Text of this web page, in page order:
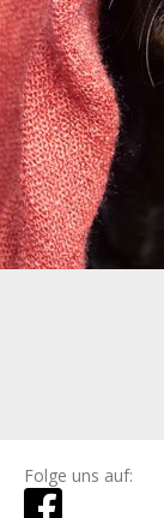
Folge uns auf: